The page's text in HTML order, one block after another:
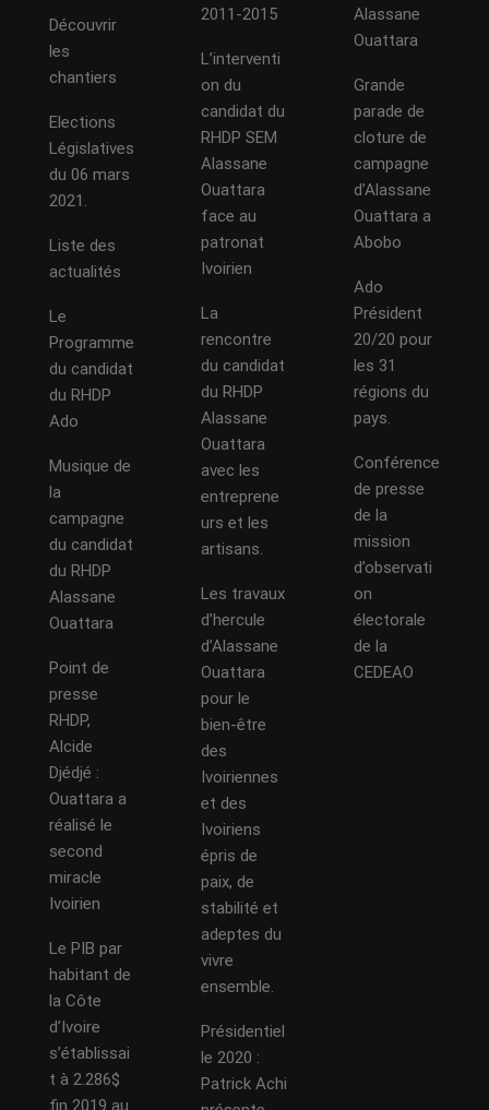
Découvrir
les
chantiers
Elections
Législatives
du 06 mars
2021.
Liste des
actualités
Le
Programme
du candidat
du RHDP
Ado
Musique de
la
campagne
du candidat
du RHDP
Alassane
Ouattara
Point de
presse
RHDP,
Alcide
Djédjé :
Ouattara a
réalisé le
second
miracle
Ivoirien
Le PIB par
habitant de
la Côte
d’Ivoire
s’établissai
t à 2.286$
fin 2019 au
2011-2015
L’interventi
on du
candidat du
RHDP SEM
Alassane
Ouattara
face au
patronat
Ivoirien
La
rencontre
du candidat
du RHDP
Alassane
Ouattara
avec les
entreprene
urs et les
artisans.
Les travaux
d’hercule
d’Alassane
Ouattara
pour le
bien-être
des
Ivoiriennes
et des
Ivoiriens
épris de
paix, de
stabilité et
adeptes du
vivre
ensemble.
Présidentiel
le 2020 :
Patrick Achi
Alassane
Ouattara
Grande
parade de
cloture de
campagne
d’Alassane
Ouattara a
Abobo
Ado
Président
20/20 pour
les 31
régions du
pays.
Conférence
de presse
de la
mission
d’observati
on
électorale
de la
CEDEAO